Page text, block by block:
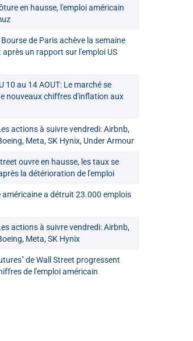
en hausse, l'emploi américain
Bourse de Paris achève la semaine
après un rapport sur l'emploi US
10 au 14 AOUT: Le marché se
nouveaux chiffres d'inflation aux
actions à suivre vendredi: Airbnb,
Meta, SK Hynix, Under Armour
ouvre en hausse, les taux se
la détérioration de l'emploi
américaine a détruit 23.000 emplois
actions à suivre vendredi: Airbnb,
Meta, SK Hynix
de Wall Street progressent
de l'emploi américain